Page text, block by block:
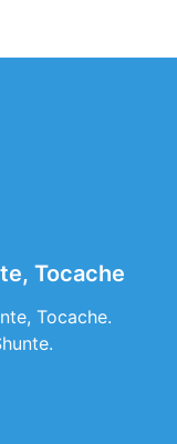
Tocache
Tocache.